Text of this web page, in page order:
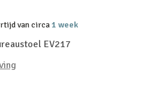
van circa1 week
EV217